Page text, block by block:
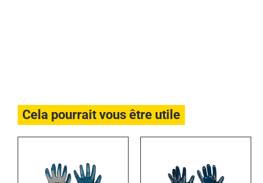
Cela pourrait vous être utile